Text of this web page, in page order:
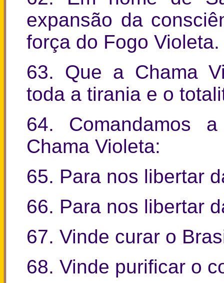
expansão da
força do Fogo Violeta.
63. Que a Chama
toda a tirania e o
64. Comandamos
Chama Violeta:
65. Para nos libertar
66. Para nos libertar
67. Vinde curar o
68. Vinde purificar o